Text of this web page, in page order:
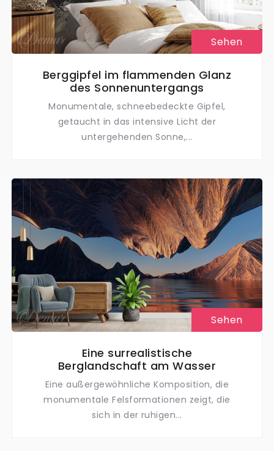
Sehen
Berggipfel im flammenden Glanz
des Sonnenuntergangs
Monumentale, schneebedeckte Gipfel,
getaucht in das intensive Licht der
untergehenden Sonne,...
Sehen
Eine surrealistische
Berglandschaft am Wasser
Eine außergewöhnliche Komposition, die
monumentale Felsformationen zeigt, die
sich in der ruhigen...